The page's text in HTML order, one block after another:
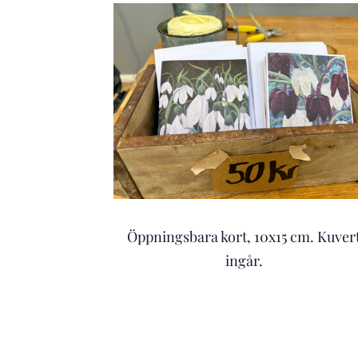
Öppningsbara kort, 10x15 cm.
ingår.